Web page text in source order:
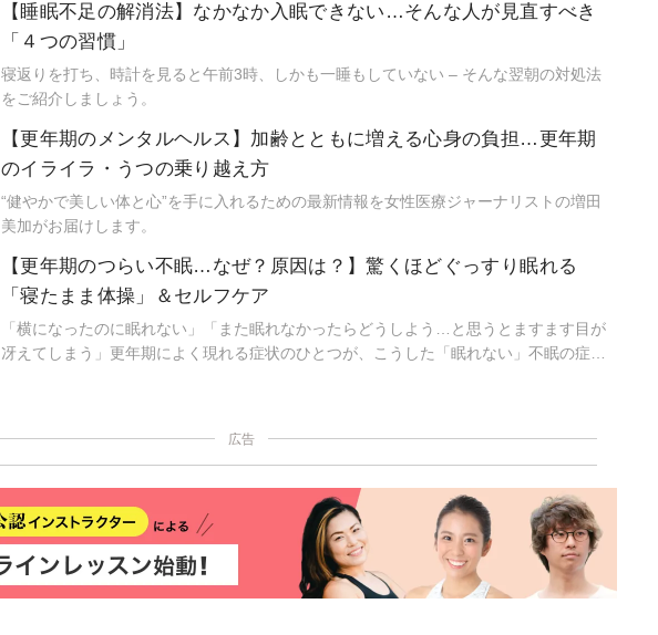
は症状が起こる原因と、その対策として40代に突入したら取り入れたい、モーニングル
ーティンの効果とその方法をご紹介します。
【睡眠不足の解消法】なかなか入眠できない…そんな人が見直すべき
「４つの習慣」
寝返りを打ち、時計を見ると午前3時、しかも一睡もしていない – そんな翌朝の対処法
をご紹介しましょう。
【更年期のメンタルヘルス】加齢とともに増える心身の負担…更年期
のイライラ・うつの乗り越え方
“健やかで美しい体と心”を手に入れるための最新情報を女性医療ジャーナリストの増田
美加がお届けします。
【更年期のつらい不眠…なぜ？原因は？】驚くほどぐっすり眠れる
「寝たまま体操」＆セルフケア
「横になったのに眠れない」「また眠れなかったらどうしよう…と思うとますます目が
冴えてしまう」更年期によく現れる症状のひとつが、こうした「眠れない」不眠の症状
広告